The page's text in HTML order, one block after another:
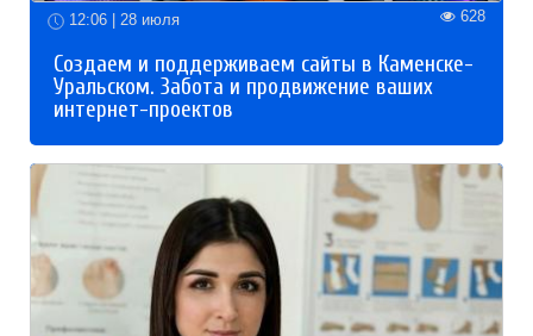
12:06 | 28 июля 628
Создаем и поддерживаем сайты в Каменске-
Уральском. Забота и продвижение ваших
интернет-проектов